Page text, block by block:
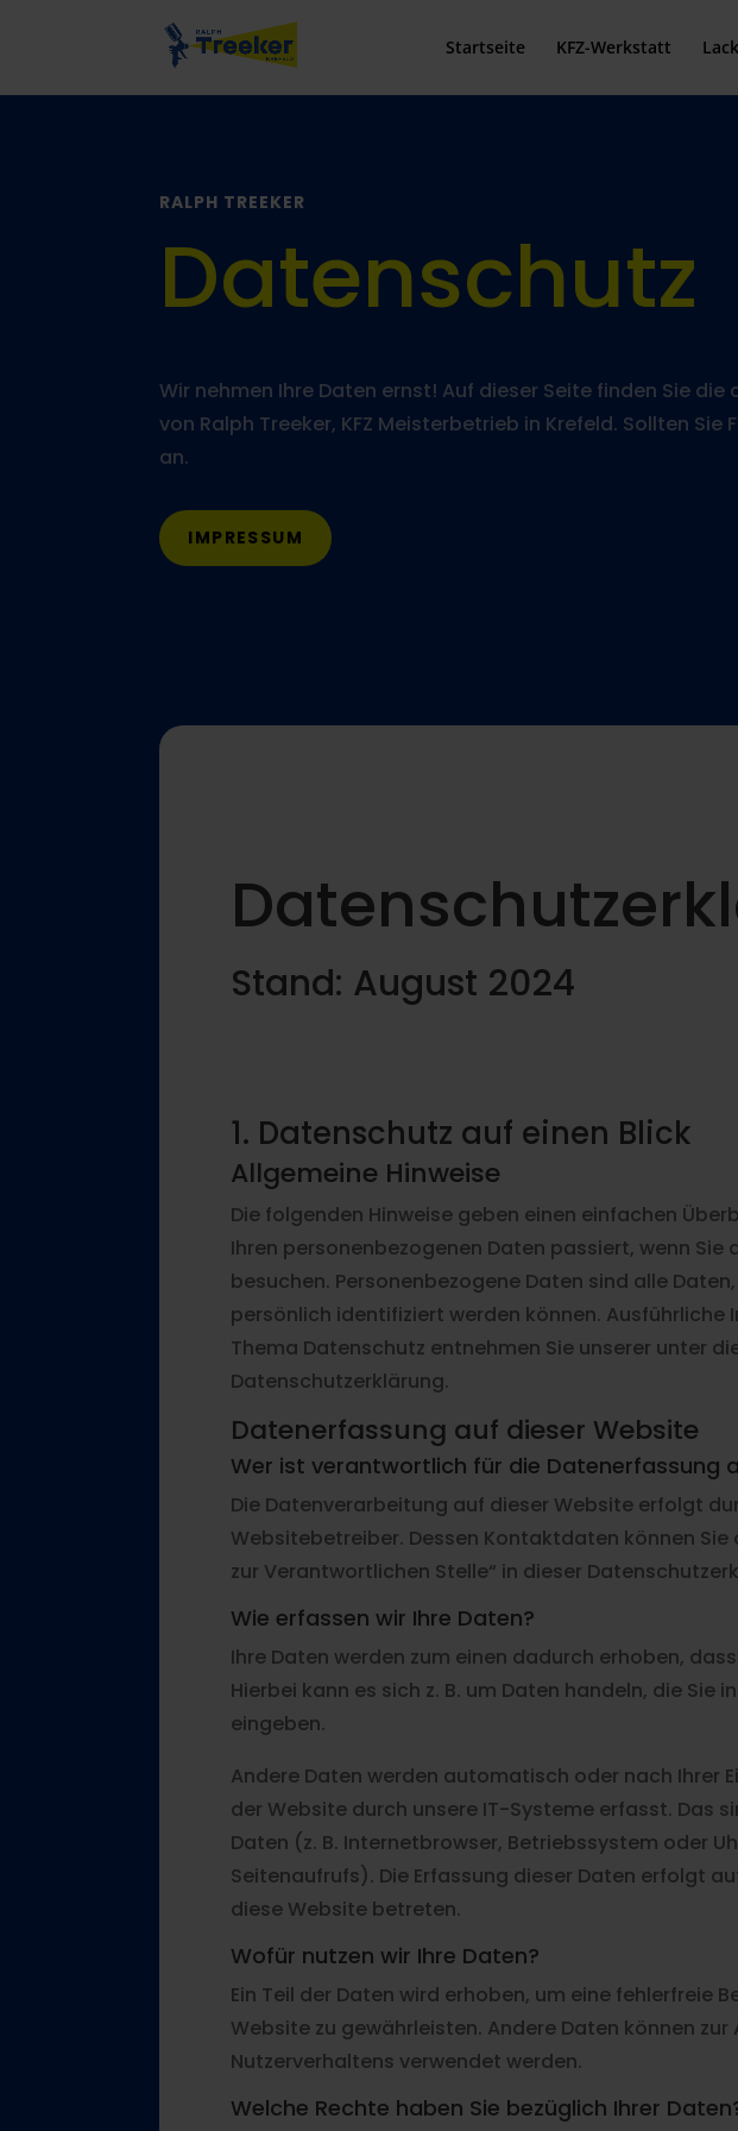
Startseite KFZ-Werkstatt
RALPH TREEKER
Datenschutz
Wir nehmen Ihre Daten ernst! Auf dieser Seite finden Sie
von Ralph Treeker, KFZ Meisterbetrieb in Krefeld. Sollten
an.
IMPRESSUM
Stand: August 2024
1. Datenschutz auf einen Blick
Allgemeine Hinweise
Die folgenden Hinweise geben einen einfachen
Ihren personenbezogenen Daten passiert, wenn Sie
besuchen. Personenbezogene Daten sind alle
persönlich identifiziert werden können. Ausführliche
Thema Datenschutz entnehmen Sie unserer unter
Datenschutzerklärung.
Datenerfassung auf dieser Website
Wer ist verantwortlich für die Datenerfassung
Die Datenverarbeitung auf dieser Website erfolgt
Websitebetreiber. Dessen Kontaktdaten können Sie
zur Verantwortlichen Stelle“ in dieser
Wie erfassen wir Ihre Daten?
Ihre Daten werden zum einen dadurch erhoben,
Hierbei kann es sich z. B. um Daten handeln, die Sie
eingeben.
Andere Daten werden automatisch oder nach Ihrer
der Website durch unsere IT-Systeme erfasst. Das
Daten (z. B. Internetbrowser, Betriebssystem oder
Seitenaufrufs). Die Erfassung dieser Daten erfolgt
diese Website betreten.
Wofür nutzen wir Ihre Daten?
Ein Teil der Daten wird erhoben, um eine fehlerfreie
Website zu gewährleisten. Andere Daten können zur
Nutzerverhaltens verwendet werden.
Welche Rechte haben Sie bezüglich Ihrer